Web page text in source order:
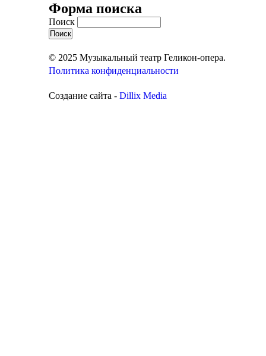
Форма поиска
Поиск
© 2025 Музыкальный театр Геликон-опера.
Политика конфиденциальности
Создание сайта - Dillix Media